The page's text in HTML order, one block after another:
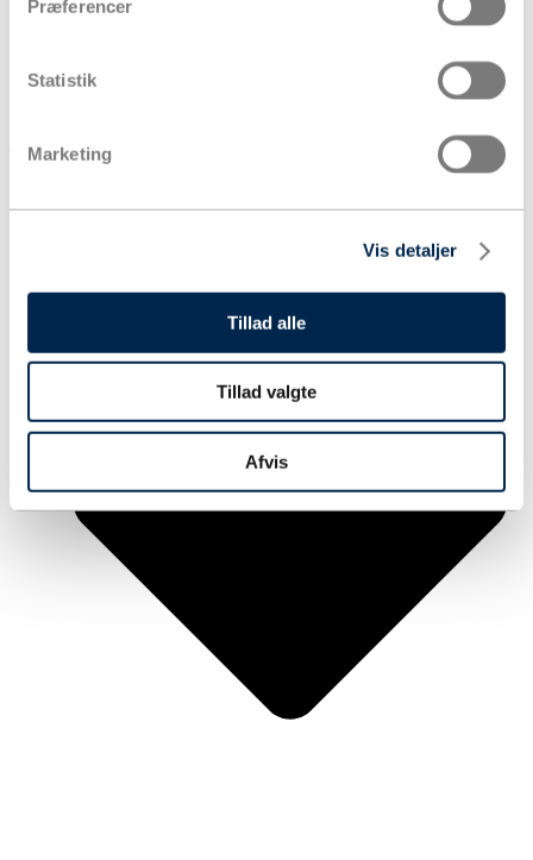
Præferencer
Statistik
Marketing
Vis detaljer
Tillad alle
Tillad valgte
Afvis
Kurv